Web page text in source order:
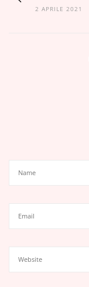
2 APRILE 2021